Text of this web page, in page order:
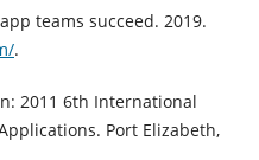
teams succeed. 2019.
.
2011 6th International
Port Elizabeth,